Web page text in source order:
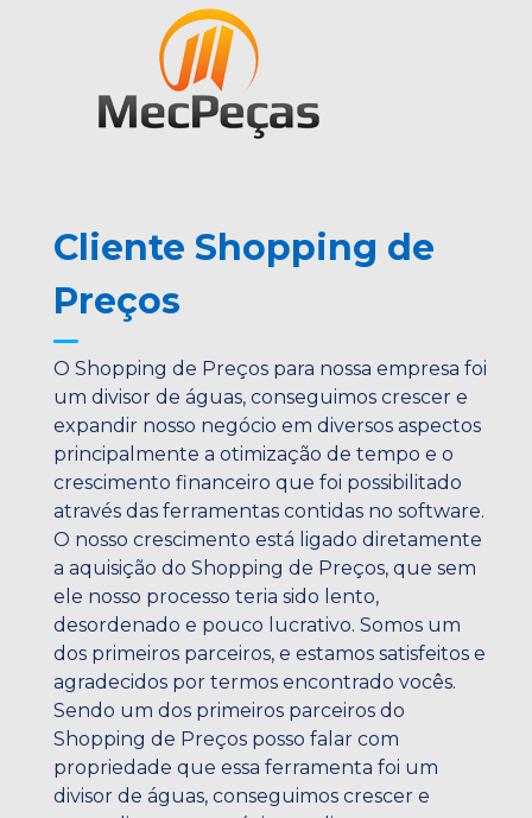
Cliente Shopping de
Preços
O Shopping de Preços para nossa empresa foi
um divisor de águas, conseguimos crescer e
expandir nosso negócio em diversos aspectos
principalmente a otimização de tempo e o
crescimento financeiro que foi possibilitado
através das ferramentas contidas no software.
O nosso crescimento está ligado diretamente
a aquisição do Shopping de Preços, que sem
ele nosso processo teria sido lento,
desordenado e pouco lucrativo. Somos um
dos primeiros parceiros, e estamos satisfeitos e
agradecidos por termos encontrado vocês.
Sendo um dos primeiros parceiros do
Shopping de Preços posso falar com
propriedade que essa ferramenta foi um
divisor de águas, conseguimos crescer e